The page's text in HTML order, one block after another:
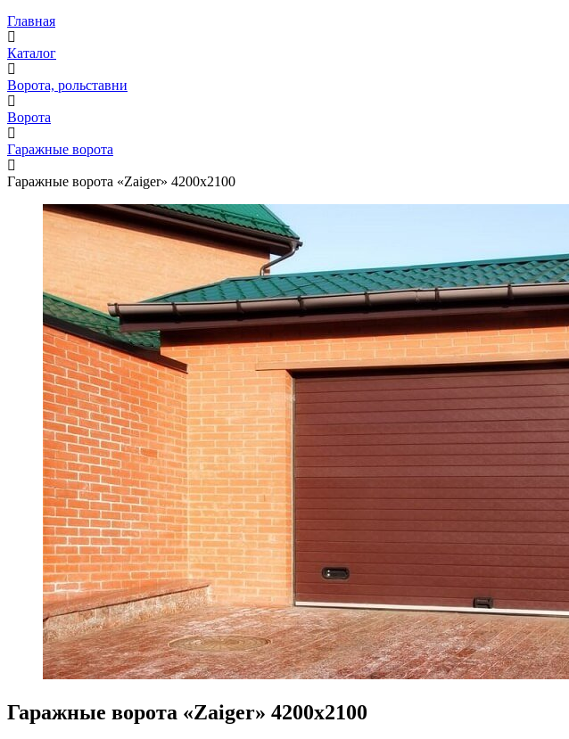
Главная
Каталог
Ворота, рольставни
Ворота
Гаражные ворота
Гаражные ворота «Zaiger» 4200х2100
Гаражные ворота «Zaiger» 4200х2100